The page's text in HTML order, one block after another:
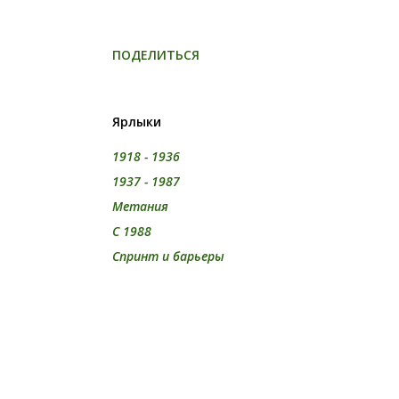
ПОДЕЛИТЬСЯ
Ярлыки
1918 - 1936
1937 - 1987
Метания
С 1988
Спринт и барьеры